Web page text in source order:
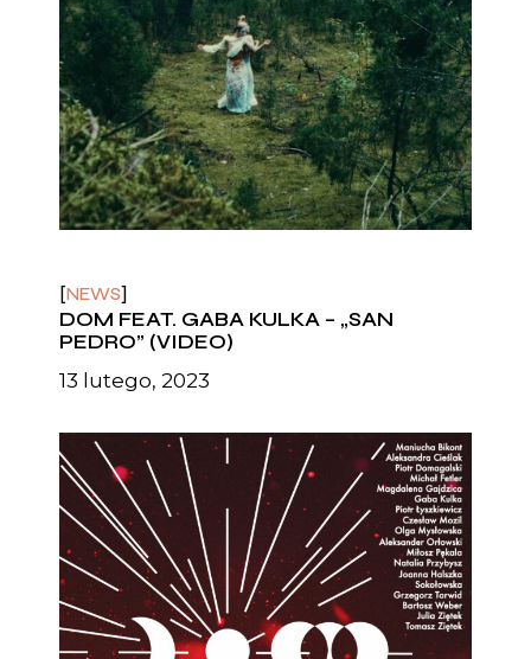
NEWS
DOM FEAT. GABA KULKA – „SAN
PEDRO” (VIDEO)
13 lutego, 2023